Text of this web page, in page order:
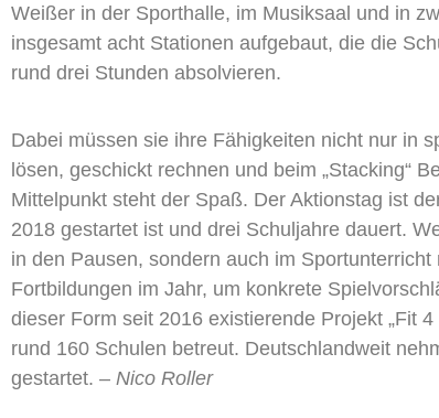
Weißer in der Sporthalle, im Musiksaal und in
insgesamt acht Stationen aufgebaut, die die
rund drei Stunden absolvieren.
Dabei müssen sie ihre Fähigkeiten nicht nur in
lösen, geschickt rechnen und beim „Stacking“
Mittelpunkt steht der Spaß. Der Aktionstag ist
2018 gestartet ist und drei Schuljahre dauert.
in den Pausen, sondern auch im
Fortbildungen im Jahr, um konkrete
dieser Form seit 2016 existierende Projekt „Fit
rund 160 Schulen betreut. Deutschlandweit
gestartet. – Nico Roller